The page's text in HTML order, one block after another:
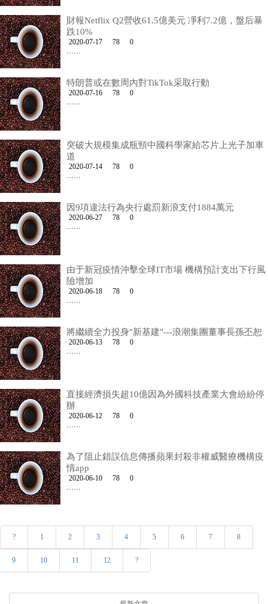
財報Netflix Q2營收61.5億美元 凈利7.2億，盤后暴
跌10%
2020-07-17 78
0
……
特朗普或在數周內對TikTok采取行動
2020-07-16 78
0
……
突破大規模集成瓶頸中國科學家給芯片上光子加車
道
2020-07-14 78
0
……
因9項違法行為央行處罰新浪支付1884萬元
2020-06-27 78
0
……
由于新冠疫情沖擊全球IT市場 機構預計支出下行風
險增加
2020-06-18 78
0
……
將繼續全力投身"新基建"---浪潮集團董事長孫丕恕
2020-06-13 78
0
……
直接經濟損失超10億因為外國科技產業大會紛紛停
辦
2020-06-12 78
0
……
為了阻止錯誤信息傳播蘋果封殺非權威醫療機構疫
情app
2020-06-10 78
0
……
? 1 2 3 4 5 6 7 8
9 10 11 12 ?